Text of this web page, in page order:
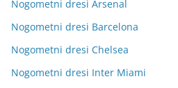
Nogometni dresi Arsenal
Nogometni dresi Barcelona
Nogometni dresi Chelsea
Nogometni dresi Inter Miami